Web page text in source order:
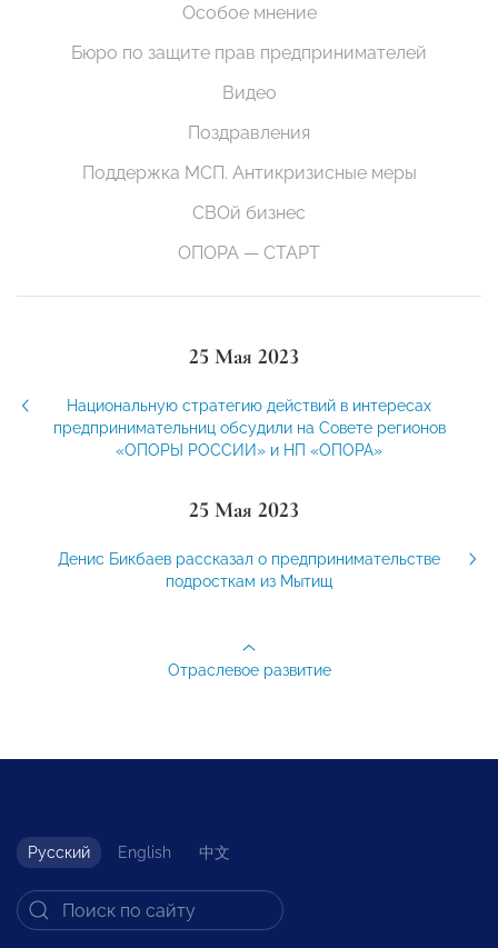
Особое мнение
Бюро по защите прав предпринимателей
Видео
Поздравления
Поддержка МСП. Антикризисные меры
СВОй бизнес
ОПОРА — СТАРТ
25 Мая 2023
Национальную стратегию действий в интересах
предпринимательниц обсудили на Совете регионов
«ОПОРЫ РОССИИ» и НП «ОПОРА»
25 Мая 2023
Денис Бикбаев рассказал о предпринимательстве
подросткам из Мытищ
Отраслевое развитие
Русский English 中文